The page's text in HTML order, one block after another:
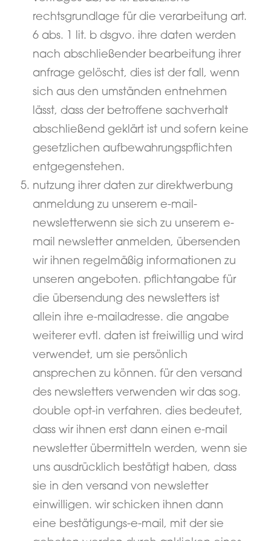
rechtsgrundlage für die verarbeitung art.
6 abs. 1 lit. b dsgvo. ihre daten werden
nach abschließender bearbeitung ihrer
anfrage gelöscht, dies ist der fall, wenn
sich aus den umständen entnehmen
lässt, dass der betroffene sachverhalt
abschließend geklärt ist und sofern keine
gesetzlichen aufbewahrungspflichten
entgegenstehen.
nutzung ihrer daten zur direktwerbung
anmeldung zu unserem e-mail-
newsletterwenn sie sich zu unserem e-
mail newsletter anmelden, übersenden
wir ihnen regelmäßig informationen zu
unseren angeboten. pflichtangabe für
die übersendung des newsletters ist
allein ihre e-mailadresse. die angabe
weiterer evtl. daten ist freiwillig und wird
verwendet, um sie persönlich
ansprechen zu können. für den versand
des newsletters verwenden wir das sog.
double opt-in verfahren. dies bedeutet,
dass wir ihnen erst dann einen e-mail
newsletter übermitteln werden, wenn sie
uns ausdrücklich bestätigt haben, dass
sie in den versand von newsletter
einwilligen. wir schicken ihnen dann
eine bestätigungs-e-mail, mit der sie